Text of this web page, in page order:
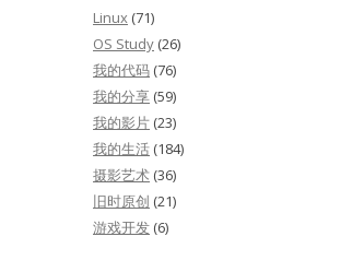
Linux (71)
OS Study (26)
我的代码 (76)
我的分享 (59)
我的影片 (23)
我的生活 (184)
摄影艺术 (36)
旧时原创 (21)
游戏开发 (6)